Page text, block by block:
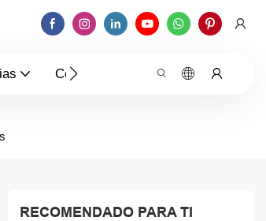
Contáctenos
RECOMENDADO PARA TI